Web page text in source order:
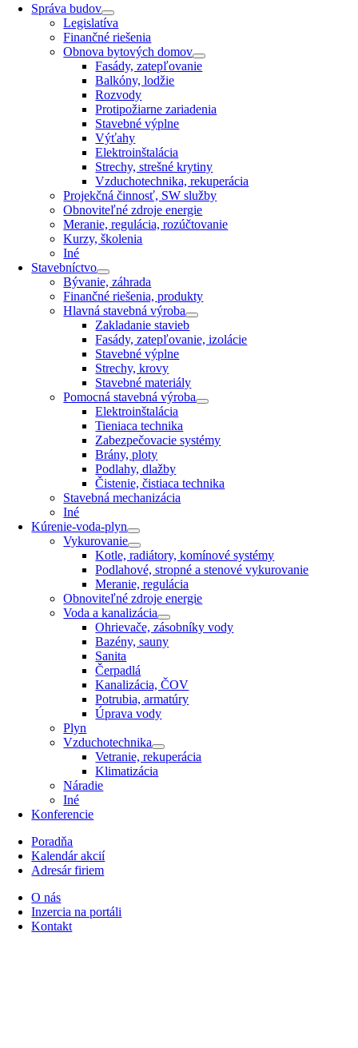
Správa budov
Legislatíva
Finančné riešenia
Obnova bytových domov
Fasády, zatepľovanie
Balkóny, lodžie
Rozvody
Protipožiarne zariadenia
Stavebné výplne
Výťahy
Elektroinštalácia
Strechy, strešné krytiny
Vzduchotechnika, rekuperácia
Projekčná činnosť, SW služby
Obnoviteľné zdroje energie
Meranie, regulácia, rozúčtovanie
Kurzy, školenia
Iné
Stavebníctvo
Bývanie, záhrada
Finančné riešenia, produkty
Hlavná stavebná výroba
Zakladanie stavieb
Fasády, zatepľovanie, izolácie
Stavebné výplne
Strechy, krovy
Stavebné materiály
Pomocná stavebná výroba
Elektroinštalácia
Tieniaca technika
Zabezpečovacie systémy
Brány, ploty
Podlahy, dlažby
Čistenie, čistiaca technika
Stavebná mechanizácia
Iné
Kúrenie-voda-plyn
Vykurovanie
Kotle, radiátory, komínové systémy
Podlahové, stropné a stenové vykurovanie
Meranie, regulácia
Obnoviteľné zdroje energie
Voda a kanalizácia
Ohrievače, zásobníky vody
Bazény, sauny
Sanita
Čerpadlá
Kanalizácia, ČOV
Potrubia, armatúry
Úprava vody
Plyn
Vzduchotechnika
Vetranie, rekuperácia
Klimatizácia
Náradie
Iné
Konferencie
Poradňa
Kalendár akcií
Adresár firiem
O nás
Inzercia na portáli
Kontakt